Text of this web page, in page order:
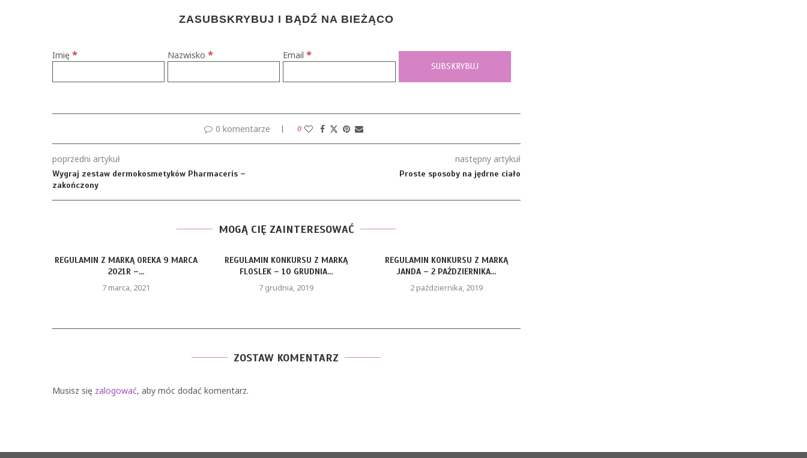
ZASUBSKRYBUJ I BĄDŹ NA BIEŻĄCO
Imię * Nazwisko* Email*
0 komentarze 0
poprzedni artykuł
Wygraj zestaw dermokosmetyków Pharmaceris –
zakończony
następny artykuł
Proste sposoby na jędrne ciało
MOGĄ CIĘ ZAINTERESOWAĆ
Z MARKĄ OREKA 9 MARCA
REGULAMIN KONKURSU Z MARKĄ
FLOSLEK – 10 GRUDNIA...
7 grudnia, 2019
REGULAMIN KONKURSU Z MARKĄ
JANDA – 2 PAŹDZIERNIKA...
2 października, 2019
ZOSTAW KOMENTARZ
Musisz się zalogować, aby móc dodać komentarz.